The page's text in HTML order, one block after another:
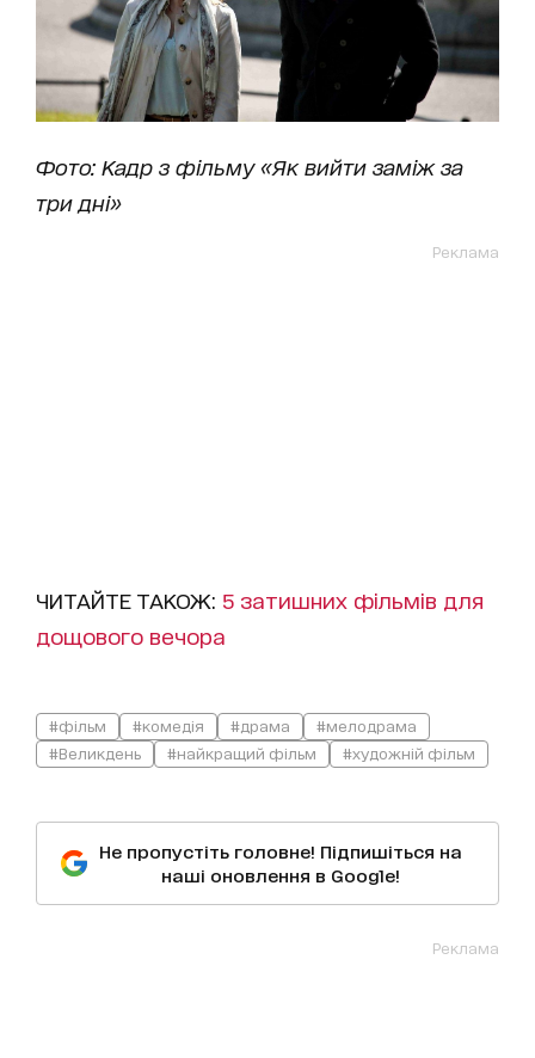
Фото: Кадр з фільму «Як вийти заміж за
три дні»
Реклама
ЧИТАЙТЕ ТАКОЖ: 5 затишних фільмів для
дощового вечора
#фільм #комедія #драма
#мелодрама
#Великдень
#найкращий фільм #художній фільм
Не пропустіть головне! Підпишіться на
наші оновлення в Google!
Реклама